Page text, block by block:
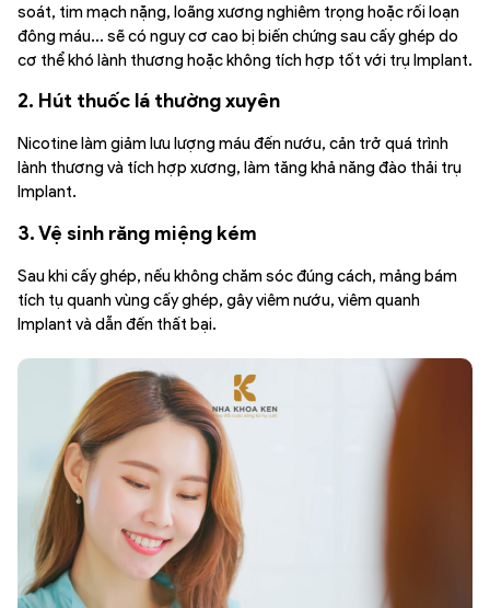
soát, tim mạch nặng, loãng xương nghiêm trọng hoặc rối loạn
đông máu… sẽ có nguy cơ cao bị biến chứng sau cấy ghép do
cơ thể khó lành thương hoặc không tích hợp tốt với trụ Implant.
2. Hút thuốc lá thường xuyên
Nicotine làm giảm lưu lượng máu đến nướu, cản trở quá trình
lành thương và tích hợp xương, làm tăng khả năng đào thải trụ
Implant.
3. Vệ sinh răng miệng kém
Sau khi cấy ghép, nếu không chăm sóc đúng cách, mảng bám
tích tụ quanh vùng cấy ghép, gây viêm nướu, viêm quanh
Implant và dẫn đến thất bại.